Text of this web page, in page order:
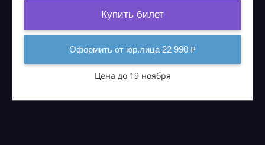
Купить билет
Оформить от юр.лица 22 990 ₽
Цена до 19 ноября